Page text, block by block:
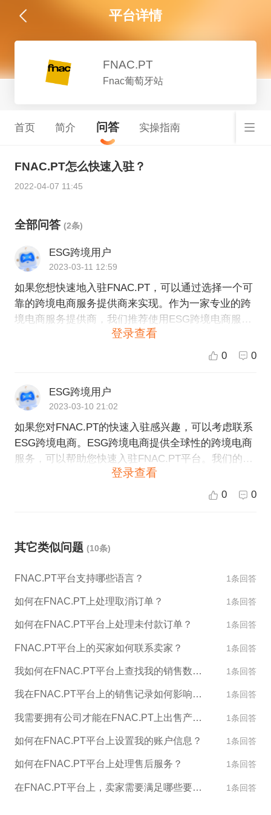
平台详情
FNAC.PT
Fnac葡萄牙站
首页 简介 问答 实操指南
FNAC.PT怎么快速入驻？
2022-04-07 11:45
全部问答 (2条)
ESG跨境用户
2023-03-11 12:59
如果您想快速地入驻FNAC.PT，可以通过选择一个可
靠的跨境电商服务提供商来实现。作为一家专业的跨
境电商服务提供商，我们推荐使用ESG跨境电商服务
的商店，并通过我们与FNAC.PT平台的合作，快速入
运营效率。 如果您有任何关于入驻FNAC.PT的问题或
需要帮助，请联系我们的客服，并让我们一起为您的
跨境电商业务提供帮助！
登录查看
0 0
ESG跨境用户
2023-03-10 21:02
如果您对FNAC.PT的快速入驻感兴趣，可以考虑联系
ESG跨境电商。ESG跨境电商提供全球性的跨境电商
服务，可以帮助您快速入驻FNAC.PT平台。我们的跨
境电商服务涵盖了市场研究、平台入驻、产品上架、
营销推广、仓储物流等综合服务，可以为您的业务提
登录查看
0 0
其它类似问题 (10条)
FNAC.PT平台支持哪些语言？ 1条回答
如何在FNAC.PT上处理取消订单？ 1条回答
如何在FNAC.PT平台上处理未付款订单？ 1条回答
FNAC.PT平台上的买家如何联系卖家？ 1条回答
我如何在FNAC.PT平台上查找我的销售数据和报告？ 1条回答
我在FNAC.PT平台上的销售记录如何影响我的账户评级？ 1条回答
我需要拥有公司才能在FNAC.PT上出售产品吗？ 1条回答
如何在FNAC.PT平台上设置我的账户信息？ 1条回答
如何在FNAC.PT平台上处理售后服务？ 1条回答
在FNAC.PT平台上，卖家需要满足哪些要求才能销售产品？ 1条回答